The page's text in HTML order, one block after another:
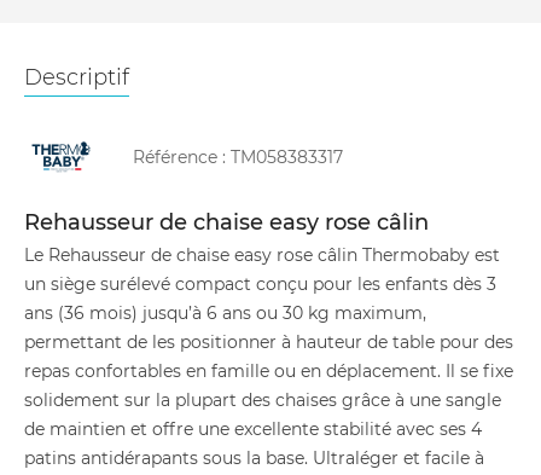
Descriptif
Référence : TM058383317
Rehausseur de chaise easy rose câlin
Le Rehausseur de chaise easy rose câlin Thermobaby est
un siège surélevé compact conçu pour les enfants dès 3
ans (36 mois) jusqu’à 6 ans ou 30 kg maximum,
permettant de les positionner à hauteur de table pour des
repas confortables en famille ou en déplacement. Il se fixe
solidement sur la plupart des chaises grâce à une sangle
de maintien et offre une excellente stabilité avec ses 4
patins antidérapants sous la base. Ultraléger et facile à